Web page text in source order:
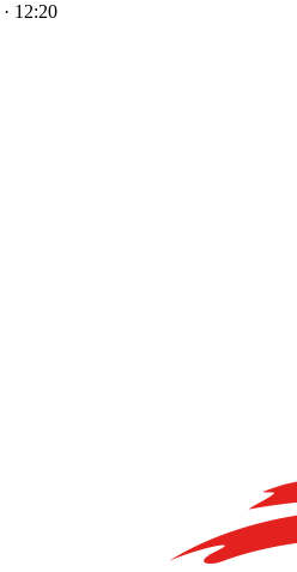
· 12:20